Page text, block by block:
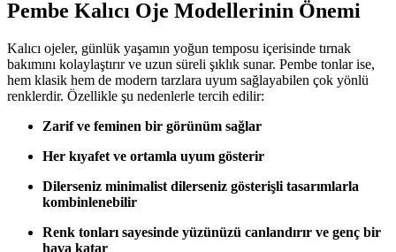
Pembe Kalıcı Oje Modellerinin Önemi
Kalıcı ojeler, günlük yaşamın yoğun temposu içerisinde tırnak
bakımını kolaylaştırır ve uzun süreli şıklık sunar. Pembe tonlar ise,
hem klasik hem de modern tarzlara uyum sağlayabilen çok yönlü
renklerdir. Özellikle şu nedenlerle tercih edilir:
Zarif ve feminen bir görünüm sağlar
Her kıyafet ve ortamla uyum gösterir
Dilerseniz minimalist dilerseniz gösterişli tasarımlarla
kombinlenebilir
Renk tonları sayesinde yüzünüzü canlandırır ve genç bir
hava katar